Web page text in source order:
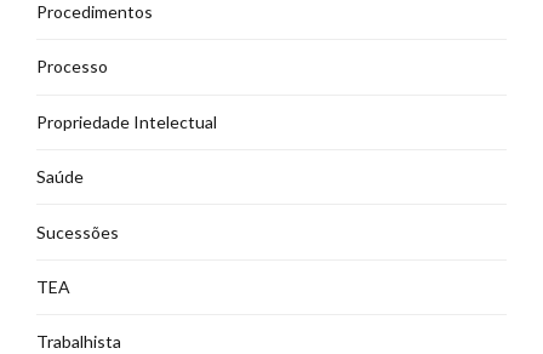
Procedimentos
Processo
Propriedade Intelectual
Saúde
Sucessões
TEA
Trabalhista